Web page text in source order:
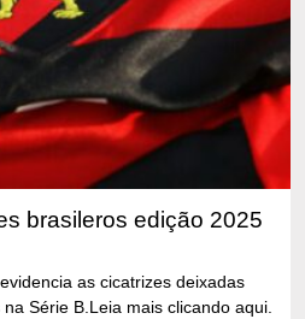
as cicatrizes deixadas
Série B.Leia mais clicando aqui.